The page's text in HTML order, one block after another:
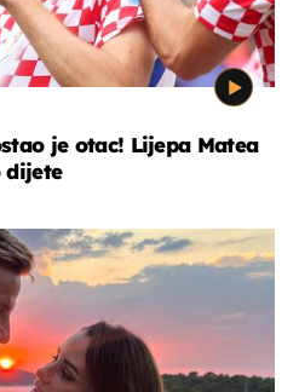
je otac! Lijepa Matea
dijete